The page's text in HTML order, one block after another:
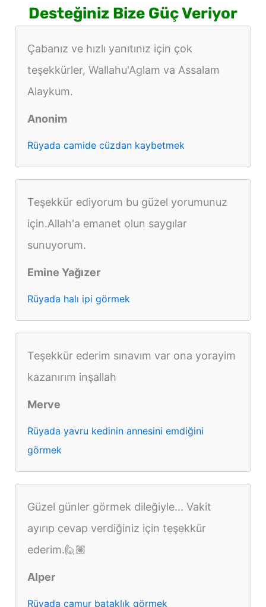
Desteğiniz Bize Güç Veriyor
Çabanız ve hızlı yanıtınız için çok
teşekkürler, Wallahu'Aglam va Assalam
Alaykum.
Anonim
Rüyada camide cüzdan kaybetmek
Teşekkür ediyorum bu güzel yorumunuz
için.Allah'a emanet olun saygılar
sunuyorum.
Emine Yağızer
Rüyada halı ipi görmek
Teşekkür ederim sınavım var ona yorayim
kazanırım inşallah
Merve
Rüyada yavru kedinin annesini emdiğini
görmek
Güzel günler görmek dileğiyle... Vakit
ayırıp cevap verdiğiniz için teşekkür
ederim.🙋🏽
Alper
Rüyada çamur bataklık görmek